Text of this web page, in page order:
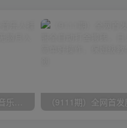
（9448期）2024网易云音乐人挂机项目，单机日入150+，无脑月入5000+